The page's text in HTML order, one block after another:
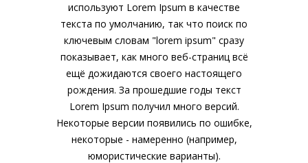
используют Lorem Ipsum в качестве
текста по умолчанию, так что поиск по
ключевым словам "lorem ipsum" сразу
показывает, как много веб-страниц всё
ещё дожидаются своего настоящего
рождения. За прошедшие годы текст
Lorem Ipsum получил много версий.
Некоторые версии появились по ошибке,
некоторые - намеренно (например,
юмористические варианты).